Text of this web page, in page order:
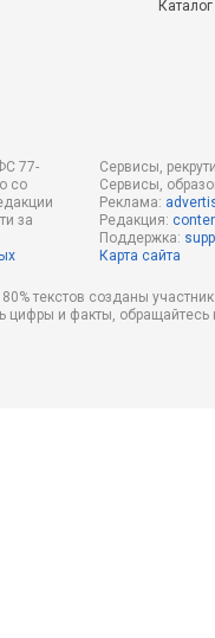
77-
со
за
Сервисы,
Сервисы,
Реклама:
Редакция:
Поддержка:
Карта сайта
текстов созданы
цифры и факты,